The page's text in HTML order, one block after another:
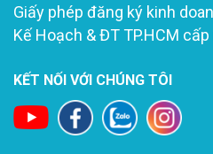
Giấy phép đăng ký kinh
Kế Hoạch & ĐT TP.HCM
KẾT NỐI VỚI CHÚNG TÔI